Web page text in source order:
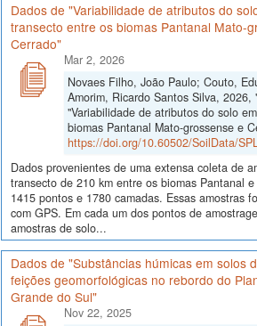
Dados de "Variabilidade de atributos do
transecto entre os biomas Pantanal Mato-
Cerrado"
Mar 2, 2026
Novaes Filho, João Paulo; Couto,
Amorim, Ricardo Santos Silva, 2026,
"Variabilidade de atributos do solo
biomas Pantanal Mato-grossense e
https://doi.org/10.60502/SoilData/
Dados provenientes de uma extensa coleta de
transecto de 210 km entre os biomas Pantanal
1415 pontos e 1780 camadas. Essas amostras
com GPS. Em cada um dos pontos de
amostras de solo...
Dados de "Substâncias húmicas em solos
feições geomorfológicas no rebordo do
Grande do Sul"
Nov 22, 2025